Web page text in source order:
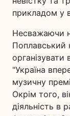
прикладом у
Несважаючи
Поплавський
"Україна
музичну
Окрім того,
діяльність в